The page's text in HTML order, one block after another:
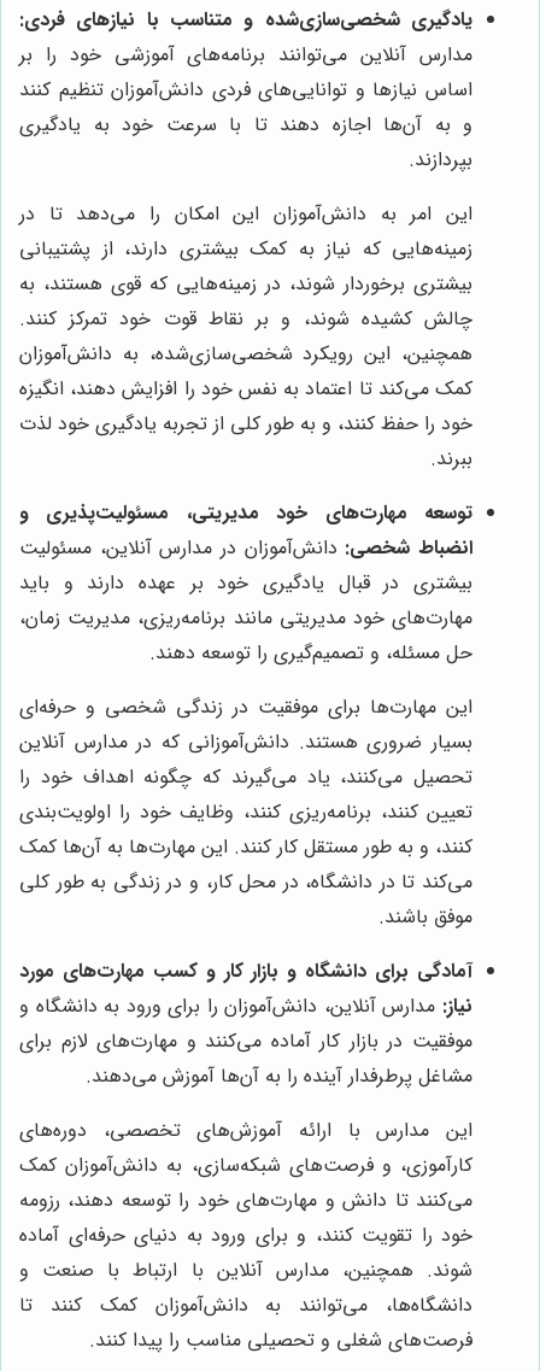
یادگیری شخصی‌سازی‌شده و متناسب با نیازهای فردی:
مدارس آنلاین می‌توانند برنامه‌های آموزشی خود را بر
اساس نیازها و توانایی‌های فردی دانش‌آموزان تنظیم کنند
و به آن‌ها اجازه دهند تا با سرعت خود به یادگیری
بپردازند.
این امر به دانش‌آموزان این امکان را می‌دهد تا در
زمینه‌هایی که نیاز به کمک بیشتری دارند، از پشتیبانی
بیشتری برخوردار شوند، در زمینه‌هایی که قوی هستند، به
چالش کشیده شوند، و بر نقاط قوت خود تمرکز کنند.
همچنین، این رویکرد شخصی‌سازی‌شده، به دانش‌آموزان
کمک می‌کند تا اعتماد به نفس خود را افزایش دهند، انگیزه
خود را حفظ کنند، و به طور کلی از تجربه یادگیری خود لذت
ببرند.
توسعه مهارت‌های خود مدیریتی، مسئولیت‌پذیری و
انضباط شخصی: دانش‌آموزان در مدارس آنلاین، مسئولیت
بیشتری در قبال یادگیری خود بر عهده دارند و باید
مهارت‌های خود مدیریتی مانند برنامه‌ریزی، مدیریت زمان،
حل مسئله، و تصمیم‌گیری را توسعه دهند.
این مهارت‌ها برای موفقیت در زندگی شخصی و حرفه‌ای
بسیار ضروری هستند. دانش‌آموزانی که در مدارس آنلاین
تحصیل می‌کنند، یاد می‌گیرند که چگونه اهداف خود را
تعیین کنند، برنامه‌ریزی کنند، وظایف خود را اولویت‌بندی
کنند، و به طور مستقل کار کنند. این مهارت‌ها به آن‌ها کمک
می‌کند تا در دانشگاه، در محل کار، و در زندگی به طور کلی
موفق باشند.
آمادگی برای دانشگاه و بازار کار و کسب مهارت‌های مورد
نیاز: مدارس آنلاین، دانش‌آموزان را برای ورود به دانشگاه و
موفقیت در بازار کار آماده می‌کنند و مهارت‌های لازم برای
مشاغل پرطرفدار آینده را به آن‌ها آموزش می‌دهند.
این مدارس با ارائه آموزش‌های تخصصی، دوره‌های
کارآموزی، و فرصت‌های شبکه‌سازی، به دانش‌آموزان کمک
می‌کنند تا دانش و مهارت‌های خود را توسعه دهند، رزومه
خود را تقویت کنند، و برای ورود به دنیای حرفه‌ای آماده
شوند. همچنین، مدارس آنلاین با ارتباط با صنعت و
دانشگاه‌ها، می‌توانند به دانش‌آموزان کمک کنند تا
فرصت‌های شغلی و تحصیلی مناسب را پیدا کنند.